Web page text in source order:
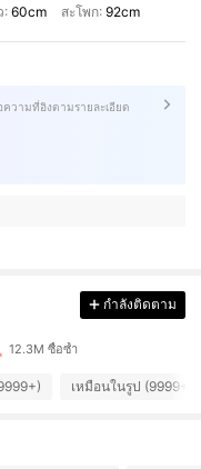
:60cm สะโพก: 92cm
ความที่อิงตามรายละเอียด
กำลังติดตาม
12.3M ซื้อซ้ำ
เหมือนในรูป (9999+)